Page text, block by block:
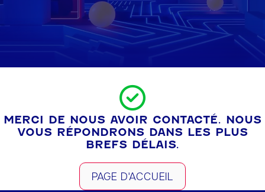
MERCI DE NOUS AVOIR CONTACTÉ. NOUS
VOUS RÉPONDRONS DANS LES PLUS
BREFS DÉLAIS.
PAGE D'ACCUEIL